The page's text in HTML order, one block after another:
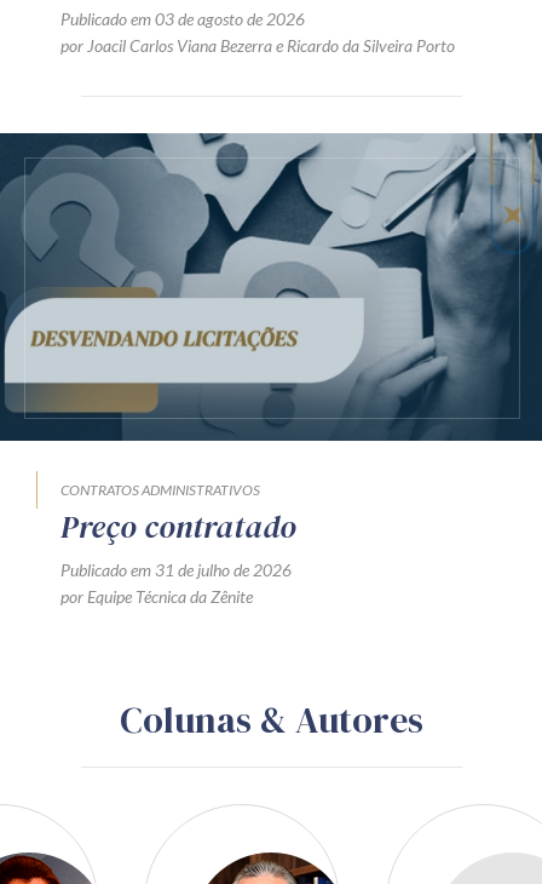
Publicado em 03 de agosto de 2026
por Joacil Carlos Viana Bezerrae Ricardo da Silveira Porto
CONTRATOS ADMINISTRATIVOS
Preço contratado
Publicado em 31 de julho de 2026
por Equipe Técnica da Zênite
Colunas & Autores